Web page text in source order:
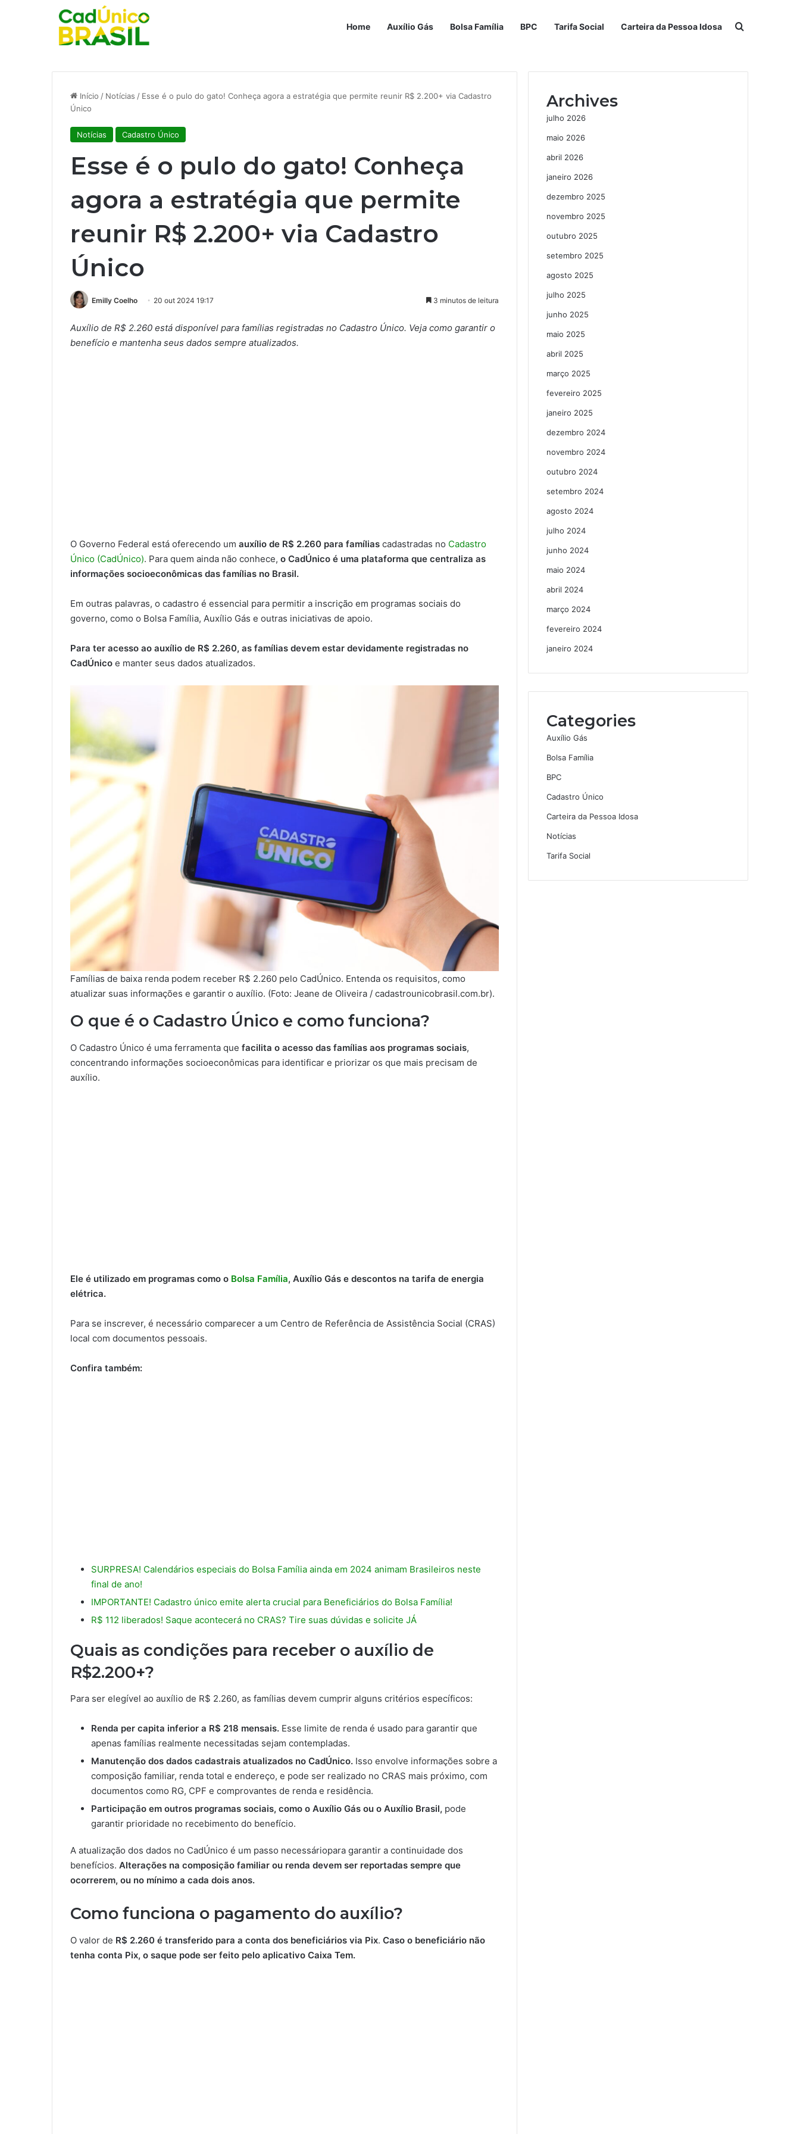
Home Auxílio Gás Bolsa Família BPC Tarifa Social Carteira da Pessoa Idosa Procurar por
Início / Notícias / Esse é o pulo do gato! Conheça agora a estratégia que permite reunir R$ 2.200+ via Cadastro
Único
Notícias Cadastro Único
Esse é o pulo do gato! Conheça
agora a estratégia que permite
reunir R$ 2.200+ via Cadastro
Único
Emilly Coelho 20 out 2024 19:17 3 minutos de leitura
Auxílio de R$ 2.260 está disponível para famílias registradas no Cadastro Único. Veja como garantir o
benefício e mantenha seus dados sempre atualizados.
O Governo Federal está oferecendo um auxílio de R$ 2.260 para famílias cadastradas no Cadastro
Único (CadÚnico). Para quem ainda não conhece, o CadÚnico é uma plataforma que centraliza as
informações socioeconômicas das famílias no Brasil.
Em outras palavras, o cadastro é essencial para permitir a inscrição em programas sociais do
governo, como o Bolsa Família, Auxílio Gás e outras iniciativas de apoio.
Para ter acesso ao auxílio de R$ 2.260, as famílias devem estar devidamente registradas no
CadÚnico e manter seus dados atualizados.
Famílias de baixa renda podem receber R$ 2.260 pelo CadÚnico. Entenda os requisitos, como
atualizar suas informações e garantir o auxílio. (Foto: Jeane de Oliveira / cadastrounicobrasil.com.br).
O que é o Cadastro Único e como funciona?
O Cadastro Único é uma ferramenta que facilita o acesso das famílias aos programas sociais,
concentrando informações socioeconômicas para identificar e priorizar os que mais precisam de
auxílio.
Ele é utilizado em programas como o Bolsa Família, Auxílio Gás e descontos na tarifa de energia
elétrica.
Para se inscrever, é necessário comparecer a um Centro de Referência de Assistência Social (CRAS)
local com documentos pessoais.
Confira também:
SURPRESA! Calendários especiais do Bolsa Família ainda em 2024 animam Brasileiros neste
final de ano!
IMPORTANTE! Cadastro único emite alerta crucial para Beneficiários do Bolsa Família!
R$ 112 liberados! Saque acontecerá no CRAS? Tire suas dúvidas e solicite JÁ
Quais as condições para receber o auxílio de
R$2.200+?
Para ser elegível ao auxílio de R$ 2.260, as famílias devem cumprir alguns critérios específicos:
Renda per capita inferior a R$ 218 mensais. Esse limite de renda é usado para garantir que
apenas famílias realmente necessitadas sejam contempladas.
Manutenção dos dados cadastrais atualizados no CadÚnico. Isso envolve informações sobre a
composição familiar, renda total e endereço, e pode ser realizado no CRAS mais próximo, com
documentos como RG, CPF e comprovantes de renda e residência.
Participação em outros programas sociais, como o Auxílio Gás ou o Auxílio Brasil, pode
garantir prioridade no recebimento do benefício.
A atualização dos dados no CadÚnico é um passo necessáriopara garantir a continuidade dos
benefícios. Alterações na composição familiar ou renda devem ser reportadas sempre que
ocorrerem, ou no mínimo a cada dois anos.
Como funciona o pagamento do auxílio?
O valor de R$ 2.260 é transferido para a conta dos beneficiários via Pix. Caso o beneficiário não
tenha conta Pix, o saque pode ser feito pelo aplicativo Caixa Tem.
Archives
julho 2026
maio 2026
abril 2026
janeiro 2026
dezembro 2025
novembro 2025
outubro 2025
setembro 2025
agosto 2025
julho 2025
junho 2025
maio 2025
abril 2025
março 2025
fevereiro 2025
janeiro 2025
dezembro 2024
novembro 2024
outubro 2024
setembro 2024
agosto 2024
julho 2024
junho 2024
maio 2024
abril 2024
março 2024
fevereiro 2024
janeiro 2024
Categories
Auxílio Gás
Bolsa Família
BPC
Cadastro Único
Carteira da Pessoa Idosa
Notícias
Tarifa Social